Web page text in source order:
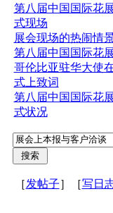
第八届中国国际花
式现场
展会现场的热闹情
第八届中国国际花
哥伦比亚驻华大使
式上致词
第八届中国国际花
式状况
［发帖子］［写日